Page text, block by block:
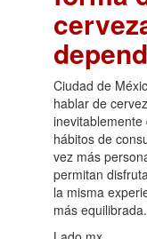
Ciudad de
hablar de
hábitos de
vez más
permitan
la misma
más equilibrada.